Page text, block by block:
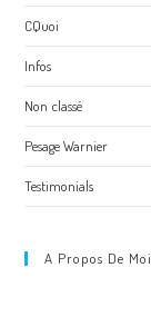
CQuoi
Infos
Non classé
Pesage Warnier
Testimonials
A Propos De Moi